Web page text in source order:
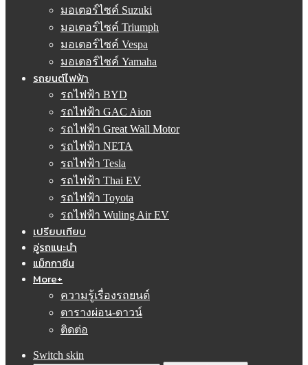
มอเตอร์ไซค์ Suzuki
มอเตอร์ไซค์ Triumph
มอเตอร์ไซค์ Vespa
มอเตอร์ไซค์ Yamaha
รถยนต์ไฟฟ้า
รถไฟฟ้า BYD
รถไฟฟ้า GAC Aion
รถไฟฟ้า Great Wall Motor
รถไฟฟ้า NETA
รถไฟฟ้า Tesla
รถไฟฟ้า Thai EV
รถไฟฟ้า Toyota
รถไฟฟ้า Wuling Air EV
เปรียบเทียบ
อู่รถแนะนำ
แม็กกาซีน
More+
ความรู้เรื่องรถยนต์
ตารางผ่อน-ดาวน์
ติดต่อ
Switch skin